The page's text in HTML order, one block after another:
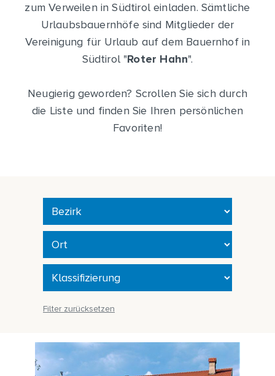
zum Verweilen in Südtirol einladen. Sämtliche
Urlaubsbauernhöfe sind Mitglieder der
Vereinigung für Urlaub auf dem Bauernhof in
Südtirol "Roter Hahn".
Neugierig geworden? Scrollen Sie sich durch
die Liste und finden Sie Ihren persönlichen
Favoriten!
Filter zurücksetzen